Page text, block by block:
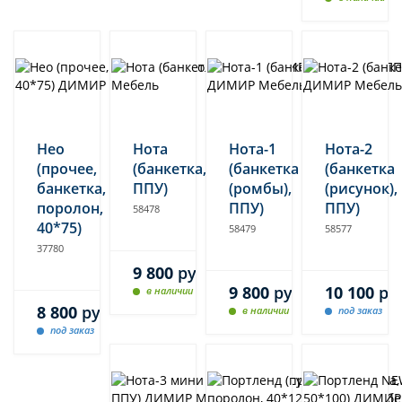
Нео
(прочее,
банкетка,
поролон,
40*75)
37780
8 800 руб.
под заказ
Нота
(банкетка,
ППУ)
58478
9 800 руб.
в наличии
Нота-1
(банкетка
(ромбы),
ППУ)
58479
9 800 руб.
в наличии
Нота-2
(банкетка
(рисунок),
ППУ)
58577
10 100
под заказ